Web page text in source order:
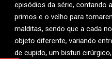
episódios da série, contando
primos e o velho para
malditas, sendo que a cada
objeto diferente, variando
de cupido, um bisturi